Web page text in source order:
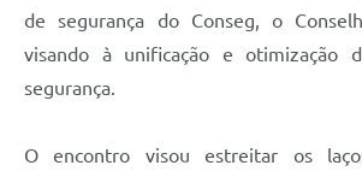
de segurança do Conseg, o
visando à unificação e otimização
segurança.
O encontro visou estreitar os